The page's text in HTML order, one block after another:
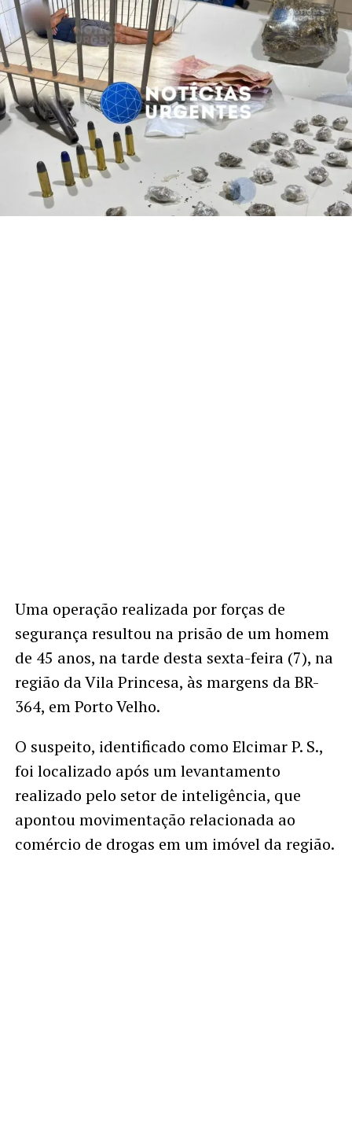
Uma operação realizada por forças de
segurança resultou na prisão de um homem
de 45 anos, na tarde desta sexta-feira (7), na
região da Vila Princesa, às margens da BR-
364, em Porto Velho.
O suspeito, identificado como Elcimar P. S.,
foi localizado após um levantamento
realizado pelo setor de inteligência, que
apontou movimentação relacionada ao
comércio de drogas em um imóvel da região.